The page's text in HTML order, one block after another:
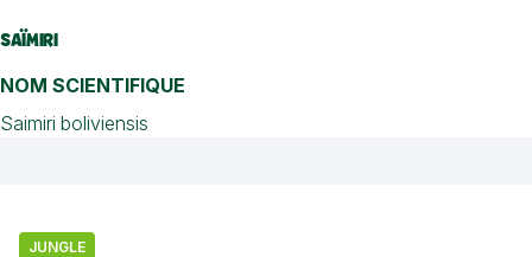
SAÏMIRI
NOM SCIENTIFIQUE
Saimiri boliviensis
JUNGLE